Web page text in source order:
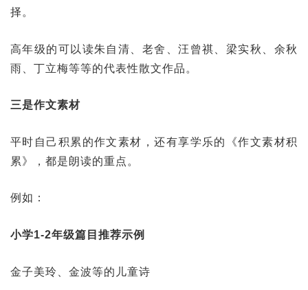
择。
高年级的可以读朱自清、老舍、汪曾祺、梁实秋、余秋
雨、丁立梅等等的代表性散文作品。
三是作文素材
平时自己积累的作文素材，还有享学乐的《作文素材积
累》，都是朗读的重点。
例如：
小学1-2年级篇目推荐示例
金子美玲、金波等的儿童诗